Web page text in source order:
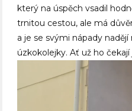
který na úspěch vsadil
trnitou cestou, ale má
a je se svými nápady
úzkokolejky. Ať už ho